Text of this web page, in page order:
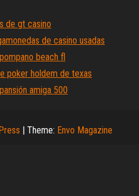
de gt casino
de casino usadas
beach fl
poker holdem de texas
amiga 500
| Theme: Envo Magazine